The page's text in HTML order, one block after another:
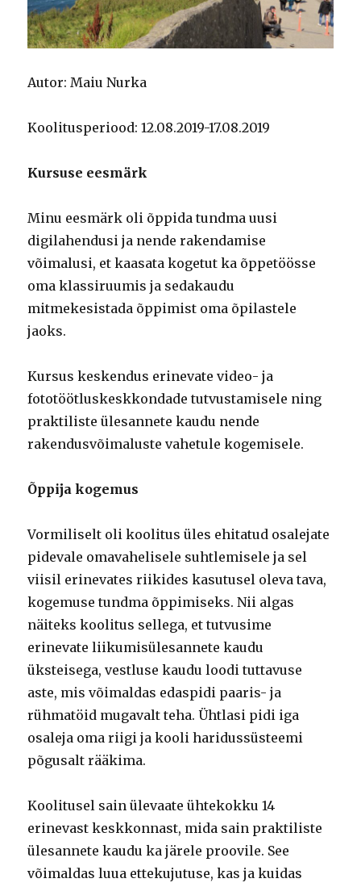
Autor: Maiu Nurka
Koolitusperiood: 12.08.2019-17.08.2019
Kursuse eesmärk
Minu eesmärk oli õppida tundma uusi
digilahendusi ja nende rakendamise
võimalusi, et kaasata kogetut ka õppetöösse
oma klassiruumis ja sedakaudu
mitmekesistada õppimist oma õpilastele
jaoks.
Kursus keskendus erinevate video- ja
fototöötluskeskkondade tutvustamisele ning
praktiliste ülesannete kaudu nende
rakendusvõimaluste vahetule kogemisele.
Õppija kogemus
Vormiliselt oli koolitus üles ehitatud osalejate
pidevale omavahelisele suhtlemisele ja sel
viisil erinevates riikides kasutusel oleva tava,
kogemuse tundma õppimiseks. Nii algas
näiteks koolitus sellega, et tutvusime
erinevate liikumisülesannete kaudu
üksteisega, vestluse kaudu loodi tuttavuse
aste, mis võimaldas edaspidi paaris- ja
rühmatöid mugavalt teha. Ühtlasi pidi iga
osaleja oma riigi ja kooli haridussüsteemi
põgusalt rääkima.
Koolitusel sain ülevaate ühtekokku 14
erinevast keskkonnast, mida sain praktiliste
ülesannete kaudu ka järele proovile. See
võimaldas luua ettekujutuse, kas ja kuidas